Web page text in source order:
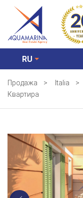
RU
Продажа > Italia >
Квартира